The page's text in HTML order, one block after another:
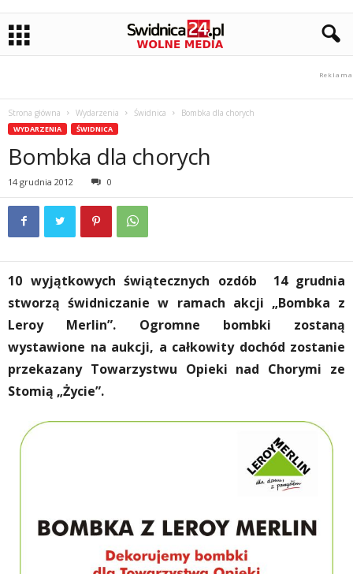
Strona główna Wydarzenia Świdnica Bombka dla chorych
WYDARZENIA ŚWIDNICA
Bombka dla chorych
14 grudnia 2012 0
10 wyjątkowych świątecznych ozdób 14 grudnia
stworzą świdniczanie w ramach akcji „Bombka z
Leroy Merlin”. Ogromne bombki zostaną
wystawione na aukcji, a całkowity dochód zostanie
przekazany Towarzystwu Opieki nad Chorymi ze
Stomią „Życie”.